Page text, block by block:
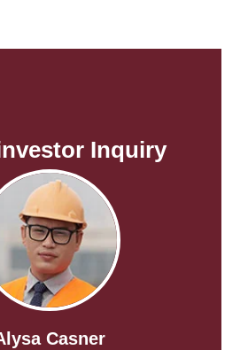
Inquiry
Casner